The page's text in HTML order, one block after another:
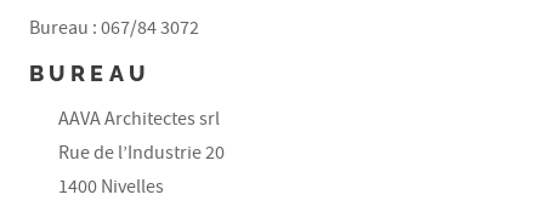
Bureau : 067/84 3072
BUREAU
AAVA Architectes srl
Rue de l’Industrie 20
1400 Nivelles